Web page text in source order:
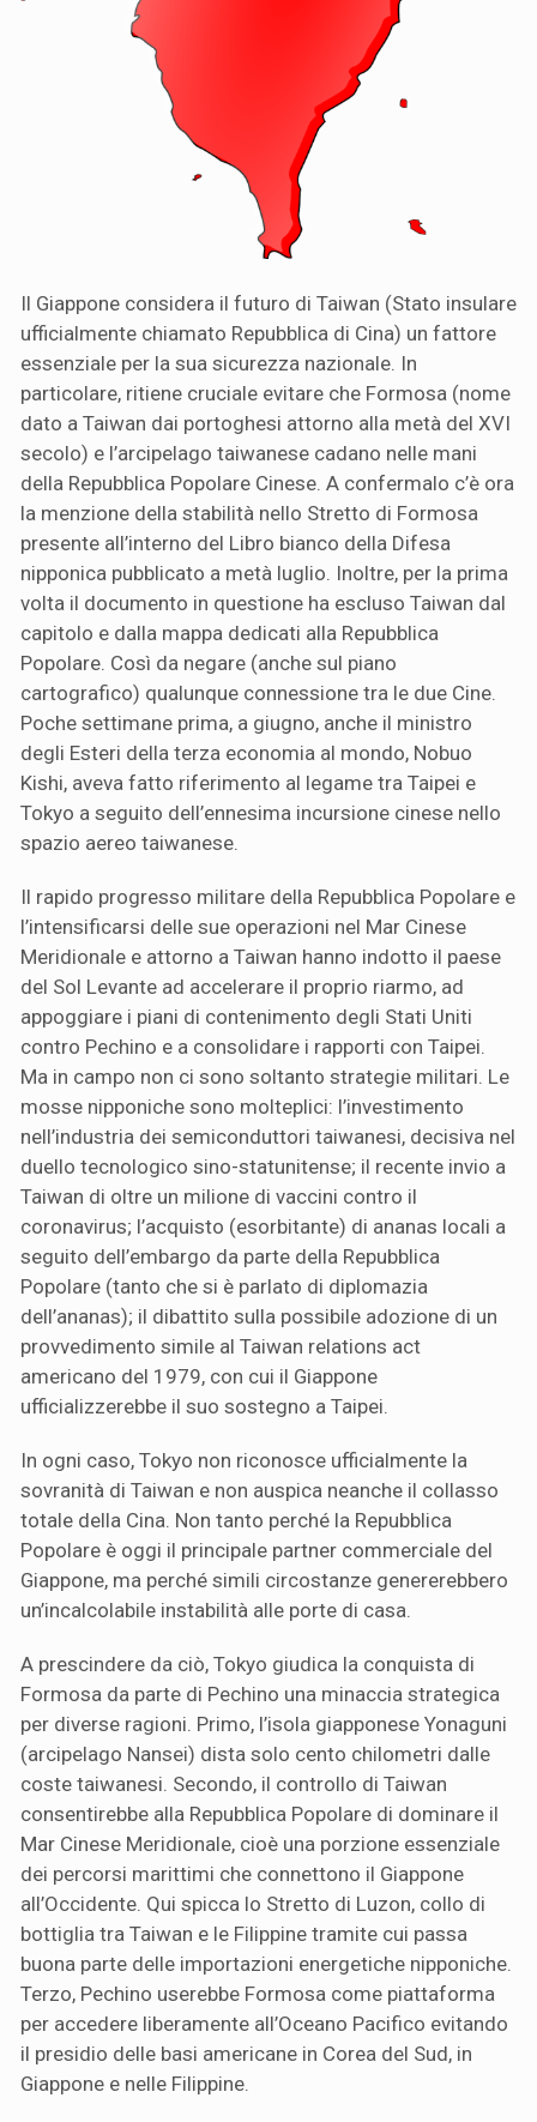
Il Giappone considera il futuro di Taiwan (Stato insulare
ufficialmente chiamato Repubblica di Cina) un fattore
essenziale per la sua sicurezza nazionale. In
particolare, ritiene cruciale evitare che Formosa (nome
dato a Taiwan dai portoghesi attorno alla metà del XVI
secolo) e l’arcipelago taiwanese cadano nelle mani
della Repubblica Popolare Cinese. A confermalo c’è ora
la menzione della stabilità nello Stretto di Formosa
presente all’interno del Libro bianco della Difesa
nipponica pubblicato a metà luglio. Inoltre, per la prima
volta il documento in questione ha escluso Taiwan dal
capitolo e dalla mappa dedicati alla Repubblica
Popolare. Così da negare (anche sul piano
cartografico) qualunque connessione tra le due Cine.
Poche settimane prima, a giugno, anche il ministro
degli Esteri della terza economia al mondo, Nobuo
Kishi, aveva fatto riferimento al legame tra Taipei e
Tokyo a seguito dell’ennesima incursione cinese nello
spazio aereo taiwanese.
Il rapido progresso militare della Repubblica Popolare e
l’intensificarsi delle sue operazioni nel Mar Cinese
Meridionale e attorno a Taiwan hanno indotto il paese
del Sol Levante ad accelerare il proprio riarmo, ad
appoggiare i piani di contenimento degli Stati Uniti
contro Pechino e a consolidare i rapporti con Taipei.
Ma in campo non ci sono soltanto strategie militari. Le
mosse nipponiche sono molteplici: l’investimento
nell’industria dei semiconduttori taiwanesi, decisiva nel
duello tecnologico sino-statunitense; il recente invio a
Taiwan di oltre un milione di vaccini contro il
coronavirus; l’acquisto (esorbitante) di ananas locali a
seguito dell’embargo da parte della Repubblica
Popolare (tanto che si è parlato di diplomazia
dell’ananas); il dibattito sulla possibile adozione di un
provvedimento simile al Taiwan relations act
americano del 1979, con cui il Giappone
ufficializzerebbe il suo sostegno a Taipei.
In ogni caso, Tokyo non riconosce ufficialmente la
sovranità di Taiwan e non auspica neanche il collasso
totale della Cina. Non tanto perché la Repubblica
Popolare è oggi il principale partner commerciale del
Giappone, ma perché simili circostanze genererebbero
un’incalcolabile instabilità alle porte di casa.
A prescindere da ciò, Tokyo giudica la conquista di
Formosa da parte di Pechino una minaccia strategica
per diverse ragioni. Primo, l’isola giapponese Yonaguni
(arcipelago Nansei) dista solo cento chilometri dalle
coste taiwanesi. Secondo, il controllo di Taiwan
consentirebbe alla Repubblica Popolare di dominare il
Mar Cinese Meridionale, cioè una porzione essenziale
dei percorsi marittimi che connettono il Giappone
all’Occidente. Qui spicca lo Stretto di Luzon, collo di
bottiglia tra Taiwan e le Filippine tramite cui passa
buona parte delle importazioni energetiche nipponiche.
Terzo, Pechino userebbe Formosa come piattaforma
per accedere liberamente all’Oceano Pacifico evitando
il presidio delle basi americane in Corea del Sud, in
Giappone e nelle Filippine.